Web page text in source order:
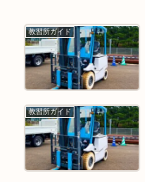
教習所ガイド
教習所ガイド